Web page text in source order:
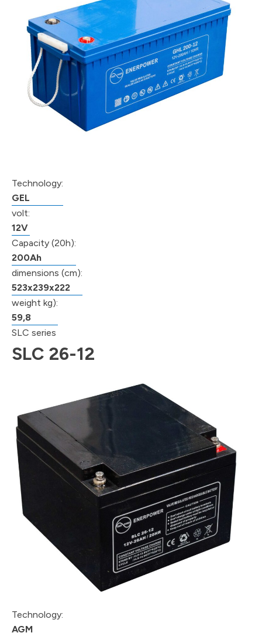
Technology:
GEL
volt:
12V
Capacity (20h):
200Ah
dimensions (cm):
523x239x222
weight kg):
59,8
SLC series
SLC 26-12
Technology:
AGM